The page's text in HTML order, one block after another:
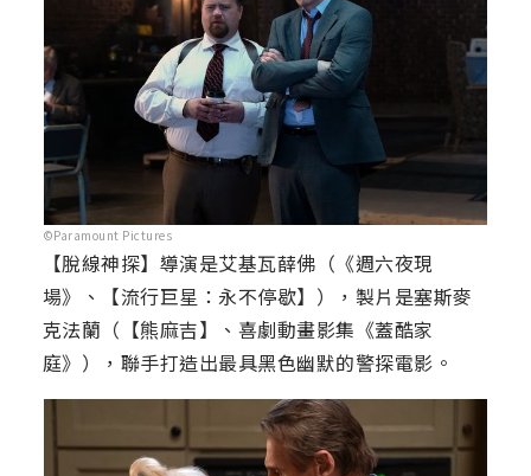
©Paramount Pictures
【脫線神探】導演是艾基瓦薛佛（《週六夜現
場》、【流行巨星：永不停歇】），製片是塞斯麥
克法蘭（【熊麻吉】、喜劇動畫影集《蓋酷家
庭》），聯手打造出最具黑色幽默的警探電影。